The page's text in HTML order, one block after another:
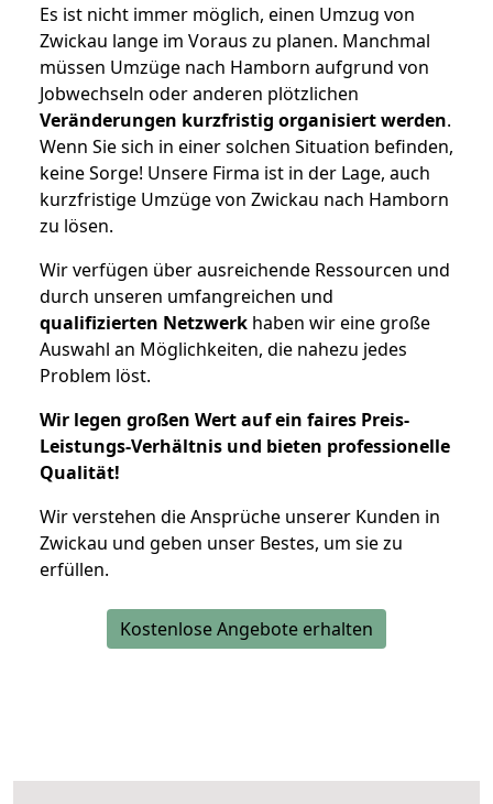
Es ist nicht immer möglich, einen Umzug von
Zwickau lange im Voraus zu planen. Manchmal
müssen Umzüge nach Hamborn aufgrund von
Jobwechseln oder anderen plötzlichen
Veränderungen kurzfristig organisiert werden.
Wenn Sie sich in einer solchen Situation befinden,
keine Sorge! Unsere Firma ist in der Lage, auch
kurzfristige Umzüge von Zwickau nach Hamborn
zu lösen.
Wir verfügen über ausreichende Ressourcen und
durch unseren umfangreichen und
qualifizierten Netzwerk haben wir eine große
Auswahl an Möglichkeiten, die nahezu jedes
Problem löst.
Wir legen großen Wert auf ein faires Preis-
Leistungs-Verhältnis und bieten professionelle
Qualität!
Wir verstehen die Ansprüche unserer Kunden in
Zwickau und geben unser Bestes, um sie zu
erfüllen.
Kostenlose Angebote erhalten